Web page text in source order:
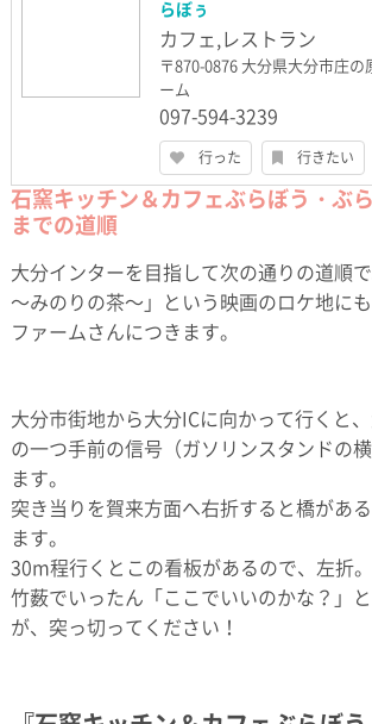
らぼぅ
カフェ,レストラン
〒870-0876 大分県大分市庄の
ーム
097-594-3239
行った 行きたい
石窯キッチン＆カフェぶらぼう・ぶ
までの道順
大分インターを目指して次の通りの道順
～みのりの茶～」という映画のロケ地に
ファームさんにつきます。
大分市街地から大分ICに向かって行くと
の一つ手前の信号（ガソリンスタンドの
ます。
突き当りを賀来方面へ右折すると橋があ
ます。
30m程行くとこの看板があるので、左折。
竹薮でいったん「ここでいいのかな？」
が、突っ切ってください！